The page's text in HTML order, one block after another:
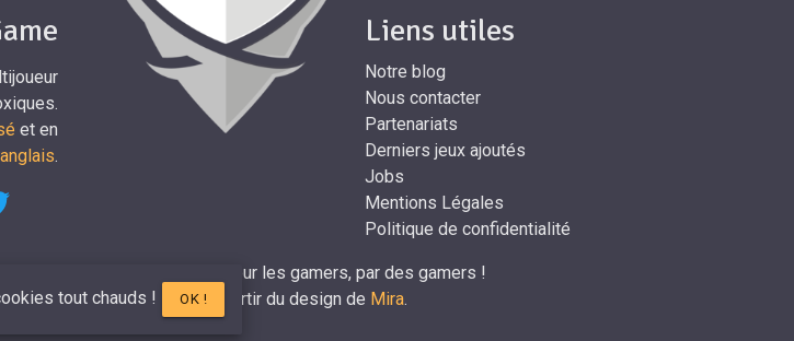
tout chauds ! OK !
et en
.
Liens utiles
Notre blog
Nous contacter
Partenariats
Derniers jeux ajoutés
Jobs
Mentions Légales
Politique de confidentialité
2017-2026 - Fait avec ♥ pour les gamers, par des gamers !
Développé parMr.Dropinà partir du design de Mira.